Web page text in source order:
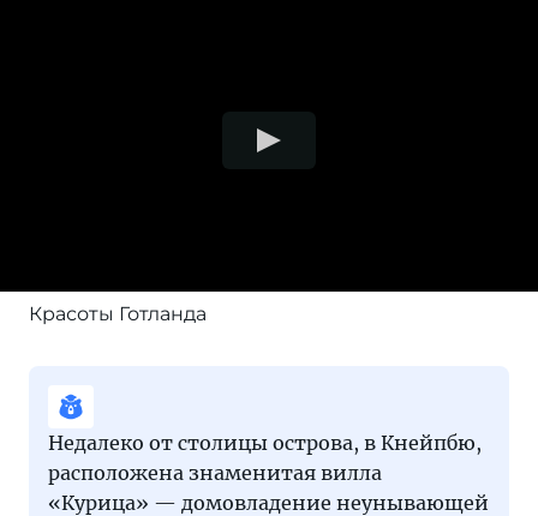
Красоты Готланда
Недалеко от столицы острова, в Кнейпбю,
расположена знаменитая вилла
«Курица» — домовладение неунывающей